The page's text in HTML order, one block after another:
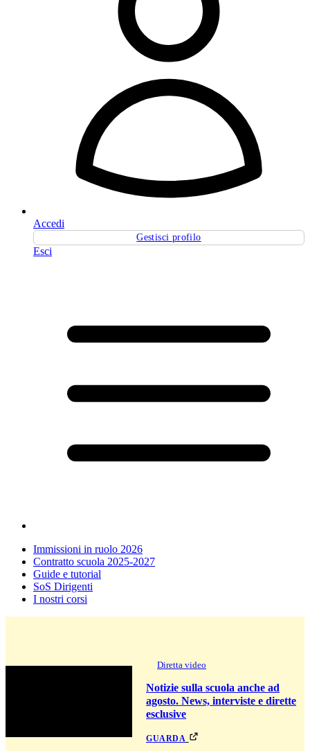
Accedi
Gestisci profilo
Esci
Immissioni in ruolo 2026
Contratto scuola 2025-2027
Guide e tutorial
SoS Dirigenti
I nostri corsi
Diretta video
Notizie sulla scuola anche ad
agosto. News, interviste e dirette
esclusive
guarda